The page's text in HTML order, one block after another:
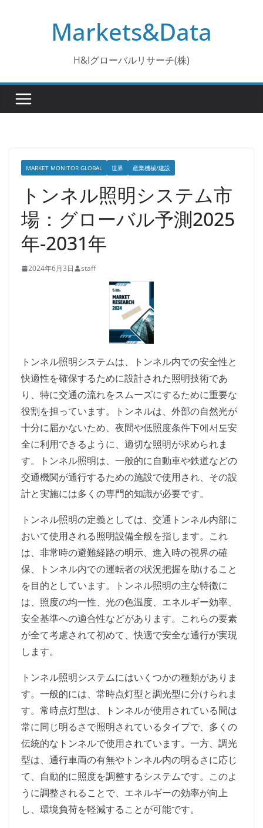
Markets&Data
H&Iグローバルリサーチ(株)
MARKET MONITOR GLOBAL 世界 産業機械/建設
トンネル照明システム市
場：グローバル予測2025
年-2031年
2024年6月3日 staff
トンネル照明システムは、トンネル内での安全性と
快適性を確保するために設計された照明技術であ
り、特に交通の流れをスムーズにするために重要な
役割を担っています。トンネルは、外部の自然光が
十分に届かないため、夜間や低照度条件下에서도安
全に利用できるように、適切な照明が求められま
す。トンネル照明は、一般的に自動車や鉄道などの
交通機関が通行するための施設で使用され、その設
計と実施には多くの専門的知識が必要です。
トンネル照明の定義としては、交通トンネル内部に
おいて使用される照明設備全般を指します。これ
は、非常時の避難経路の明示、進入時の視界の確
保、トンネル内での運転者の状況把握を助けること
を目的としています。トンネル照明の主な特徴に
は、照度の均一性、光の色温度、エネルギー効率、
安全基準への適合性などがあります。これらの要素
が全て考慮されて初めて、快適で安全な通行が実現
します。
トンネル照明システムにはいくつかの種類がありま
す。一般的には、常時点灯型と調光型に分けられま
す。常時点灯型は、トンネルが使用されている間は
常に同じ明るさで照明されているタイプで、多くの
伝統的なトンネルで使用されています。一方、調光
型は、通行車両の有無やトンネル内の明るさに応じ
て、自動的に照度を調整するシステムです。このよ
うに調整されることで、エネルギーの効率が向上
し、環境負荷を軽減することが可能です。